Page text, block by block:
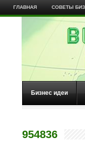
ГЛАВНАЯ СОВЕТЫ
Бизнес идеи
954836